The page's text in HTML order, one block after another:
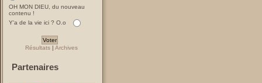
OH MON DIEU, du nouveau
contenu !
Y'a de la vie ici ? O.o
Résultats| Archives
Partenaires